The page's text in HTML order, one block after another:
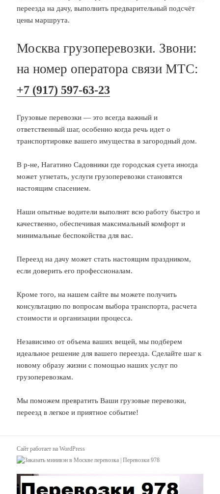
переезда на дачу, выполнить предварительный подсчёт
цены маршрута.
Москва грузоперевозки. Звони:
на номер оператора связи МТС:
+7 (917) 597-63-23
Грузовые перевозки — это всегда важный и
ответственный шаг, особенно когда речь идет о
транспортировке вашего имущества в загородный дом.
В р-не, Нагатино Садовники где городская суета иногда
может угнетать, услуги грузоперевозки становятся
настоящим спасением.
Наши опытные водители выполнят всю работу быстро и
качественно, обеспечивая максимальный комфорт и
минимальные беспокойства для вас.
Переезд на дачу может стать настоящим праздником,
если доверить его профессионалам.
Кроме того, на нашем сайте вы можете получить
консультацию по вопросам выбора транспорта, расчета
стоимости и организации процесса.
Независимо от объема ваших вещей, мы подберем
идеальное решение для вашего переезда. Сделайте шаг к
новому образу жизни с помощью наших услуг по
грузоперевозкам.
Мы поможем превратить Ваши грузовые перевозки,
переезд в легкое и приятное событие!
Сайт работает на WordPress